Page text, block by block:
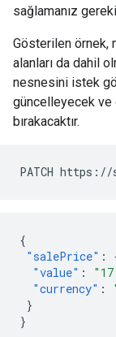
sağlamanız
Gösterilen örnek,
alanları da dahil
nesnesini istek
güncelleyecek ve
bırakacaktır.
{
"salePrice" :
"value" :
"currency" :
}
}